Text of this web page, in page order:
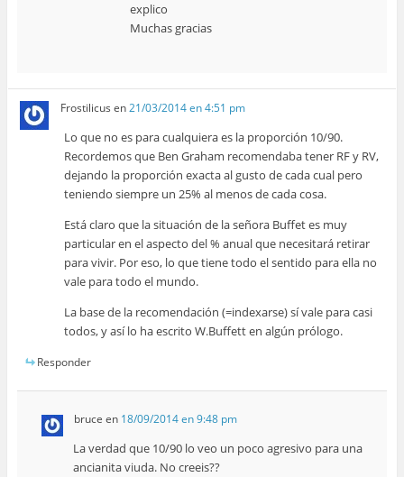
explico
Muchas gracias
Frostilicus en21/03/2014 en 4:51 pm
Lo que no es para cualquiera es la proporción 10/90.
Recordemos que Ben Graham recomendaba tener RF y RV,
dejando la proporción exacta al gusto de cada cual pero
teniendo siempre un 25% al menos de cada cosa.
Está claro que la situación de la señora Buffet es muy
particular en el aspecto del % anual que necesitará retirar
para vivir. Por eso, lo que tiene todo el sentido para ella no
vale para todo el mundo.
La base de la recomendación (=indexarse) sí vale para casi
todos, y así lo ha escrito W.Buffett en algún prólogo.
Responder
bruce en 18/09/2014 en 9:48 pm
La verdad que 10/90 lo veo un poco agresivo para una
ancianita viuda. No creeis??